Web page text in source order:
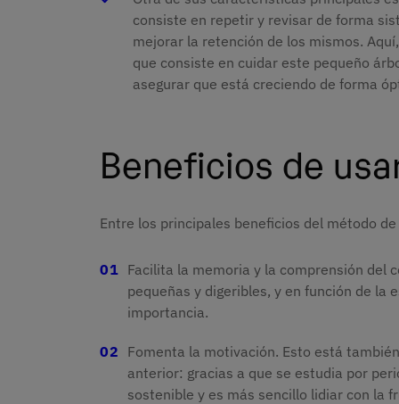
consiste en repetir y revisar de forma
mejorar la retención de los mismos.
que consiste en cuidar este pequeño
asegurar que está creciendo de forma
Beneficios de
Entre los principales beneficios del método
Facilita la memoria y la comprensión del
pequeñas y digeribles, y en función de la
importancia.
Fomenta la motivación. Esto está
anterior: gracias a que se estudia por
sostenible y es más sencillo lidiar con la